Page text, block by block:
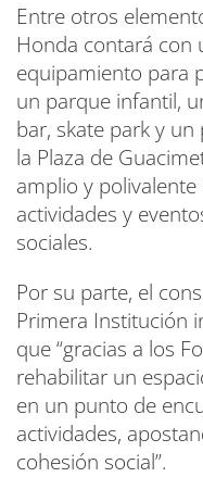
Entre otros
Honda contará con
equipamiento para
un parque infantil,
bar, skate park y
la Plaza de
amplio y
actividades y
sociales.
Por su parte, el
Primera Institución
que “gracias a los
rehabilitar un
en un punto de
actividades,
cohesión social”.